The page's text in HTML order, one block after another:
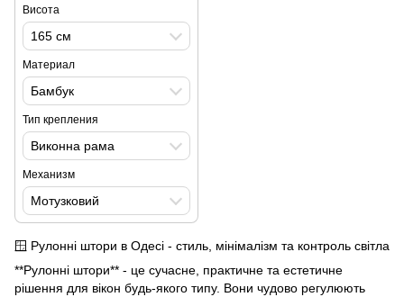
🪟 Рулонні штори в Одесі - стиль, мінімалізм та контроль світла
**Рулонні штори** - це сучасне, практичне та естетичне
рішення для вікон будь-якого типу. Вони чудово регулюють
Висота
165 см
Материал
Бамбук
Тип крепления
Виконна рама
Механизм
Мотузковий